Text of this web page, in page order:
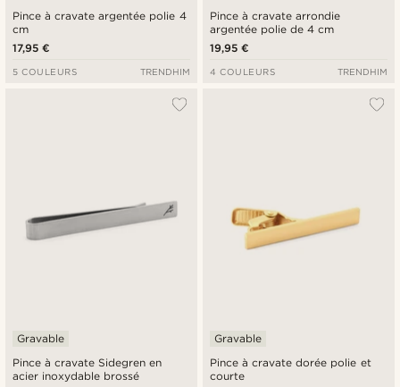
Pince à cravate argentée polie 4
cm
17,95 €
5 COULEURS TRENDHIM
Pince à cravate arrondie
argentée polie de 4 cm
19,95 €
4 COULEURS TRENDHIM
Pince à cravate Sidegren en
acier inoxydable brossé
Gravable
Pince à cravate dorée polie et
courte
Gravable